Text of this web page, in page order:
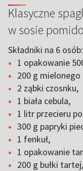
Klasyczne
w sosie
Składniki na 6 osób:
1 opakowanie
200 g
2 ząbki czosnku,
1 biała cebula,
1 litr przecieru
300 g papryki
1 fenkuł,
1 opakowanie
200 g bułki tartej,